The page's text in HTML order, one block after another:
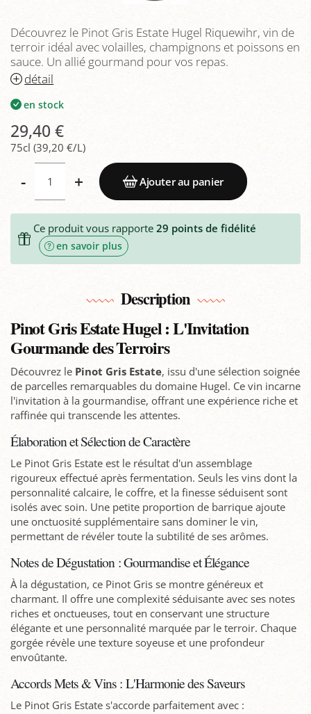
Découvrez le Pinot Gris Estate Hugel Riquewihr, vin de
terroir idéal avec volailles, champignons et poissons en
sauce. Un allié gourmand pour vos repas.
détail
en stock
29,40 €
75cl (39,20 €/L)
- + Ajouter au panier
Ce produit vous rapporte29 points de fidélité
en savoir plus
Description
Pinot Gris Estate Hugel : L'Invitation
Gourmande des Terroirs
Découvrez le Pinot Gris Estate, issu d'une sélection soignée
de parcelles remarquables du domaine Hugel. Ce vin incarne
l'invitation à la gourmandise, offrant une expérience riche et
raffinée qui transcende les attentes.
Élaboration et Sélection de Caractère
Le Pinot Gris Estate est le résultat d'un assemblage
rigoureux effectué après fermentation. Seuls les vins dont la
personnalité calcaire, le coffre, et la finesse séduisent sont
isolés avec soin. Une petite proportion de barrique ajoute
une onctuosité supplémentaire sans dominer le vin,
permettant de révéler toute la subtilité de ses arômes.
Notes de Dégustation : Gourmandise et Élégance
À la dégustation, ce Pinot Gris se montre généreux et
charmant. Il offre une complexité séduisante avec ses notes
riches et onctueuses, tout en conservant une structure
élégante et une personnalité marquée par le terroir. Chaque
gorgée révèle une texture soyeuse et une profondeur
envoûtante.
Accords Mets & Vins : L'Harmonie des Saveurs
Le Pinot Gris Estate s'accorde parfaitement avec :